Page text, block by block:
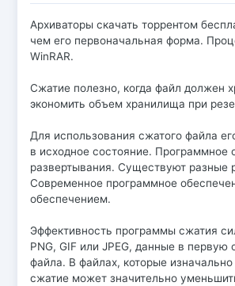
Архиваторы скачать торрентом
чем его первоначальная форма.
WinRAR.
Сжатие полезно, когда файл должен
экономить объем хранилища при
Для использования сжатого файла
в исходное состояние. Программное
развертывания. Существуют разные
Современное программное
обеспечением.
Эффективность программы сжатия
PNG, GIF или JPEG, данные в
файла. В файлах, которые
сжатие может значительно